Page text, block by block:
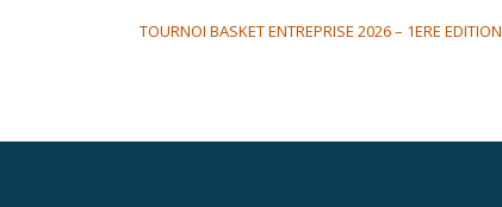
TOURNOI BASKET ENTREPRISE 2026 – 1ERE EDITION